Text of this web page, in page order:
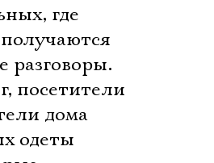
где
разговоры.
посетители
дома
одеты